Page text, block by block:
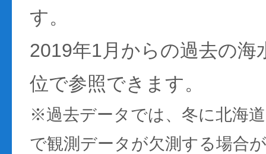
す。
2019年1月からの過去の海
位で参照できます。
※過去データでは、冬に北海
で観測データが欠測する場合